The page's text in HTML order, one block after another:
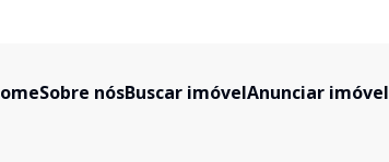
Sobre nósBuscar imóvelAnunciar imóvel